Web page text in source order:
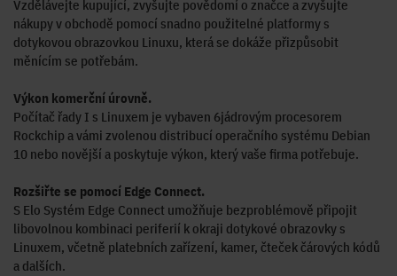
Vzdělávejte kupující, zvyšujte povědomí o značce a zvyšujte
nákupy v obchodě pomocí snadno použitelné platformy s
dotykovou obrazovkou Linuxu, která se dokáže přizpůsobit
měnícím se potřebám.
Výkon komerční úrovně.
Počítač řady I s Linuxem je vybaven 6jádrovým procesorem
Rockchip a vámi zvolenou distribucí operačního systému Debian
10 nebo novější a poskytuje výkon, který vaše firma potřebuje.
Rozšiřte se pomocí Edge Connect.
S Elo Systém Edge Connect umožňuje bezproblémově připojit
libovolnou kombinaci periferií k okraji dotykové obrazovky s
Linuxem, včetně platebních zařízení, kamer, čteček čárových kódů
a dalších.